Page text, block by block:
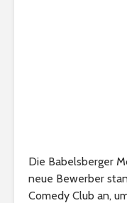
Die Babelsberger
neue Bewerber
Comedy Club an,